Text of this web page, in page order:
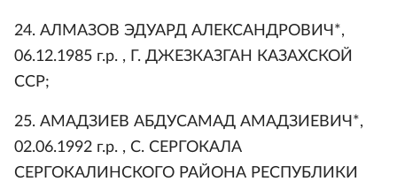
24. АЛМАЗОВ ЭДУАРД АЛЕКСАНДРОВИЧ*,
06.12.1985 г.р. , Г. ДЖЕЗКАЗГАН КАЗАХСКОЙ
ССР;
25. АМАДЗИЕВ АБДУСАМАД АМАДЗИЕВИЧ*,
02.06.1992 г.р. , С. СЕРГОКАЛА
СЕРГОКАЛИНСКОГО РАЙОНА РЕСПУБЛИКИ